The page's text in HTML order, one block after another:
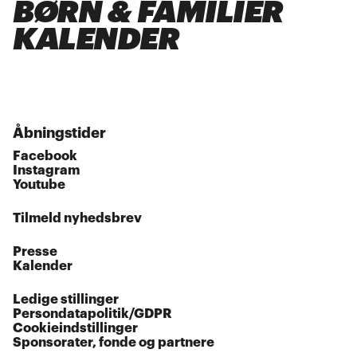
BØRN & FAMILIER
KALENDER
Åbningstider
Facebook
Instagram
Youtube
Tilmeld nyhedsbrev
Presse
Kalender
Ledige stillinger
Persondatapolitik/GDPR
Cookieindstillinger
Sponsorater, fonde og partnere